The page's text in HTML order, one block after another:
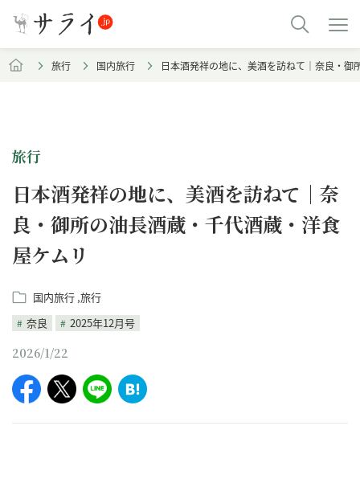
旅行 国内旅行 日本酒発祥の地に、美酒を訪ねて｜奈良・
旅行
日本酒発祥の地に、美酒を訪ねて｜奈
良・御所の油長酒蔵・千代酒蔵・洋食
屋ケムリ
国内旅行 旅行
奈良
2025年12月号
2026/1/22